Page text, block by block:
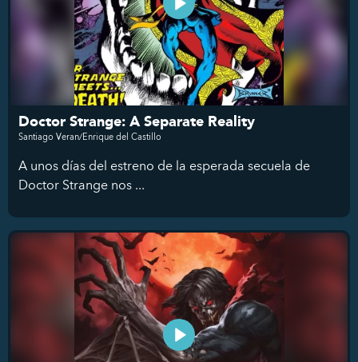
Doctor Strange: A Separate Reality
Santiago Veran/Enrique del Castillo
A unos días del estreno de la esperada secuela de
Doctor Strange nos ...